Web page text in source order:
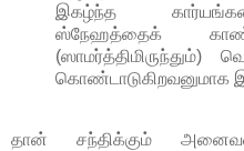
இகழ்ந்த
ஸ்நேஹத்தைக்
கொண்டாடுகிறவனுமாக
தான் சந்திக்கும்